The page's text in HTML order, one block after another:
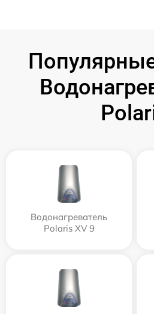
Водонагреватель
Polaris XV 9